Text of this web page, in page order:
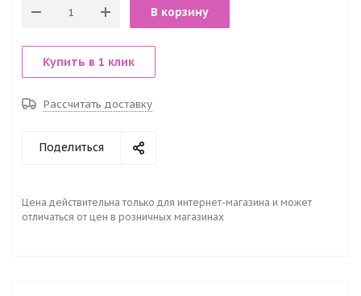
В корзину
Купить в 1 клик
Рассчитать доставку
Поделиться
Цена действительна только для интернет-магазина и может
отличаться от цен в розничных магазинах